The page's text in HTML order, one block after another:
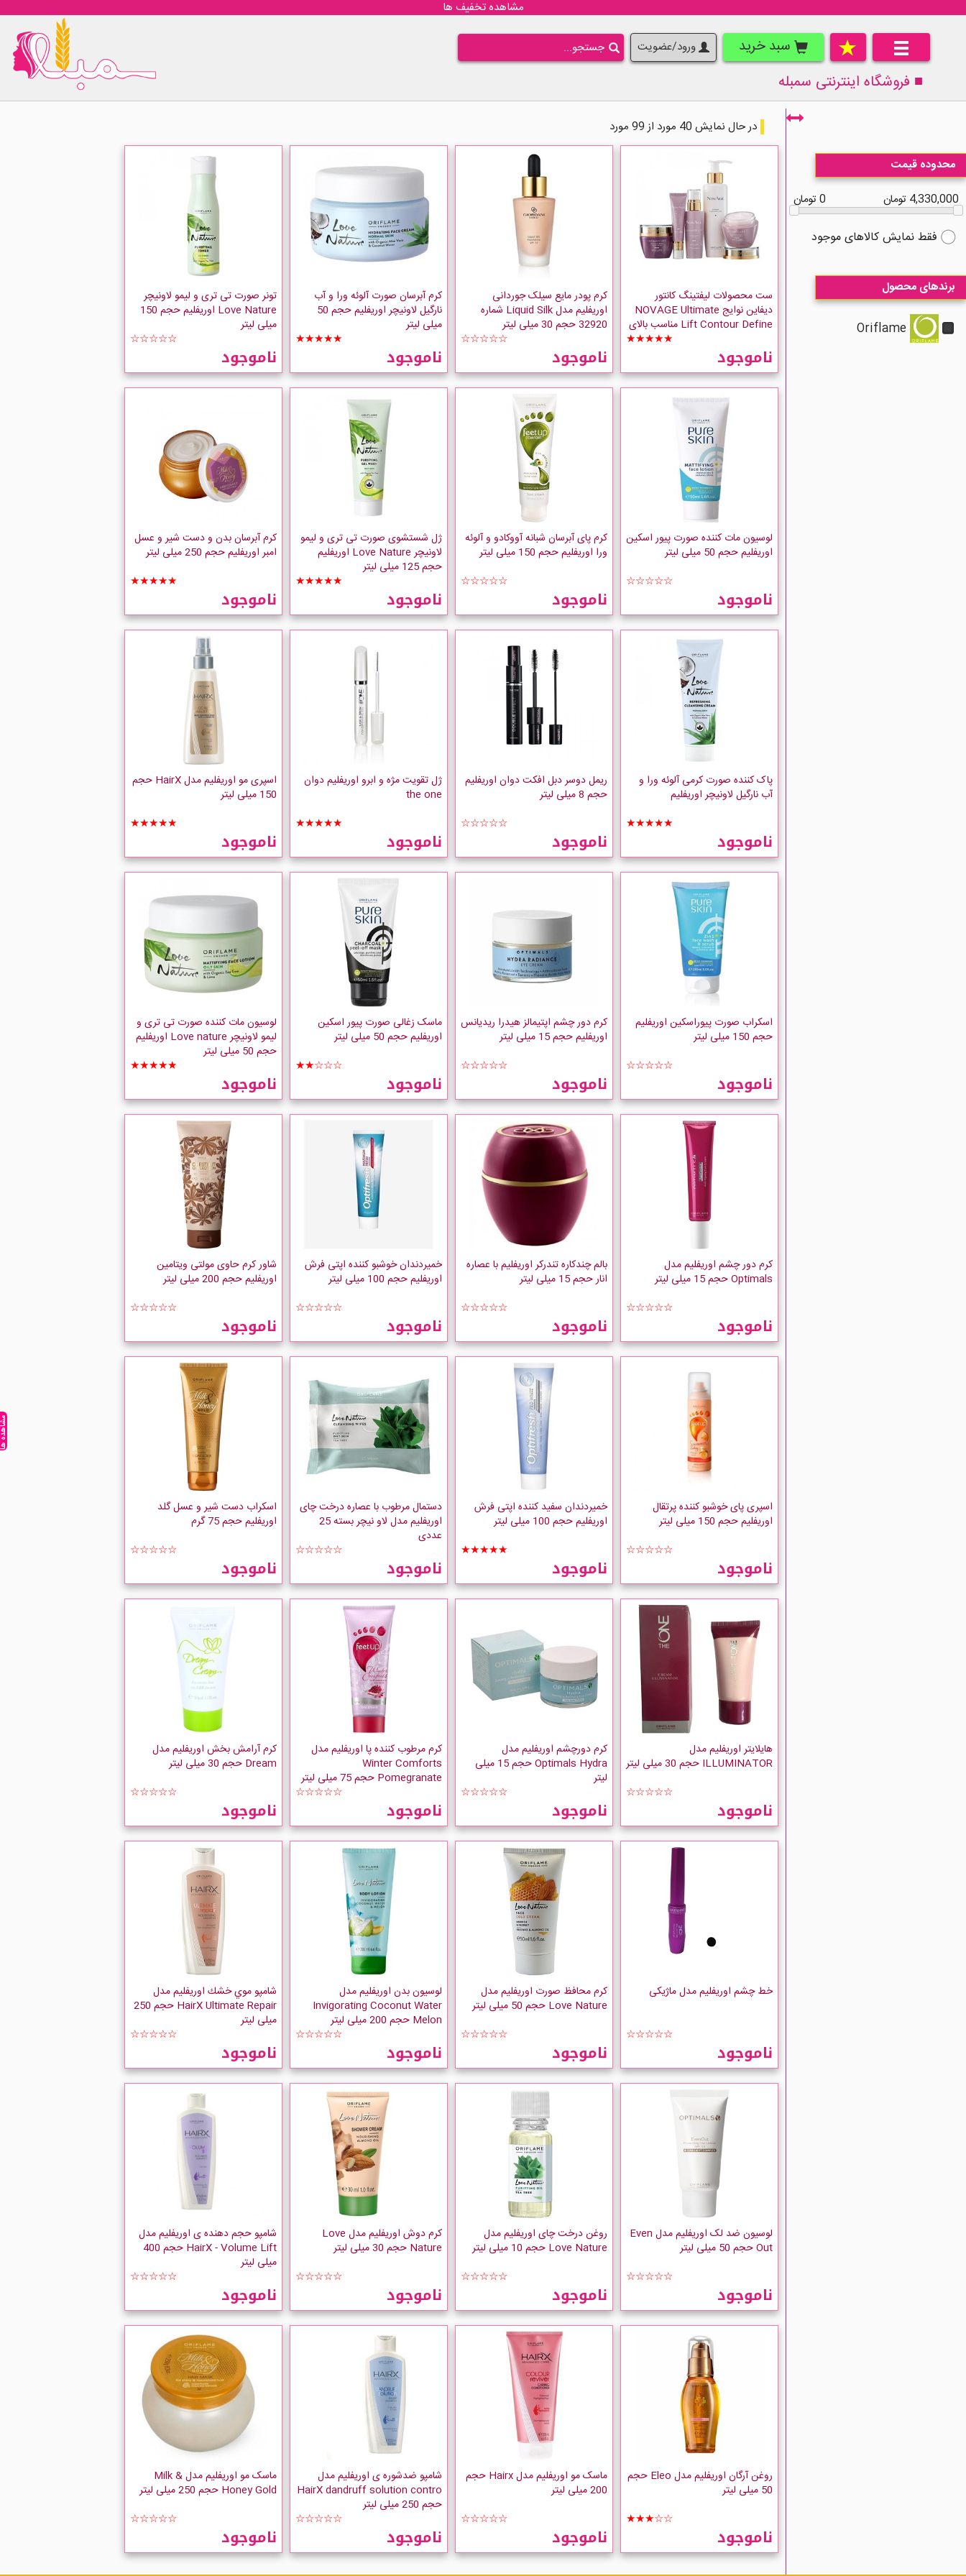
مشاهده تخفیف ها
سبد خرید ورود/عضویت
■ فروشگاه اینترنتی سمبله
محدوده قیمت
4,330,000 تومان
0 تومان
فقط نمایش کالاهای موجود
برندهای محصول
Oriflame
در حال نمایش 40 مورد از 99 مورد
ست محصولات لیفتینگ کانتور
دیفاین نوایج NOVAGE Ultimate
Lift Contour Define مناسب بالای
★★★★★
ناموجود
کرم پودر مایع سیلک جوردانی
اوریفلیم مدل Liquid Silk شماره
32920 حجم 30 میلی لیتر
☆☆☆☆☆
ناموجود
کرم آبرسان صورت آلوئه ورا و آب
نارگیل لاونیچر اوریفلیم حجم 50
میلی لیتر
★★★★★
ناموجود
تونر صورت تی تری و لیمو لاونیچر
Love Nature اوریفلیم حجم 150
میلی لیتر
☆☆☆☆☆
ناموجود
لوسیون مات کننده صورت پیور اسکین
اوریفلیم حجم 50 میلی لیتر
☆☆☆☆☆
ناموجود
کرم پای آبرسان شبانه آووکادو و آلوئه
ورا اوریفلیم حجم 150 میلی لیتر
☆☆☆☆☆
ناموجود
ژل شستشوی صورت تی تری و لیمو
لاونیچر Love Nature اوریفلیم
حجم 125 میلی لیتر
★★★★★
ناموجود
کرم آبرسان بدن و دست شیر و عسل
امبر اوریفلیم حجم 250 میلی لیتر
★★★★★
ناموجود
پاک کننده صورت کرمی آلوئه ورا و
آب نارگیل لاونیچر اوریفلیم
★★★★★
ناموجود
ریمل دوسر دبل افکت دوان اوریفلیم
حجم 8 میلی لیتر
☆☆☆☆☆
ناموجود
ژل تقویت مژه و ابرو اوریفلیم دوان
the one
★★★★★
ناموجود
اسپری مو اوریفلیم مدل HairX حجم
150 میلی لیتر
★★★★★
ناموجود
اسکراب صورت پیوراسکین اوریفلیم
حجم 150 میلی لیتر
☆☆☆☆☆
ناموجود
کرم دور چشم اپتیمالز هیدرا ریدیانس
اوریفلیم حجم 15 میلی لیتر
☆☆☆☆☆
ناموجود
ماسک زغالی صورت پیور اسکین
اوریفلیم حجم 50 میلی لیتر
★★☆☆☆
ناموجود
لوسیون مات کننده صورت تی تری و
لیمو لاونیچر Love nature اوریفلیم
حجم 50 میلی لیتر
★★★★★
ناموجود
کرم دور چشم اوریفلیم مدل
Optimals حجم 15 میلی لیتر
☆☆☆☆☆
ناموجود
بالم چندکاره تندرکر اوریفلیم با عصاره
انار حجم 15 میلی لیتر
☆☆☆☆☆
ناموجود
خمیردندان خوشبو کننده اپتی فرش
اوریفلیم حجم 100 میلی لیتر
☆☆☆☆☆
ناموجود
شاور کرم حاوی مولتی ویتامین
اوریفلیم حجم 200 میلی لیتر
☆☆☆☆☆
ناموجود
اسپری پای خوشبو کننده پرتقال
اوریفلیم حجم 150 میلی لیتر
☆☆☆☆☆
ناموجود
خمیردندان سفید کننده اپتی فرش
اوریفلیم حجم 100 میلی لیتر
★★★★★
ناموجود
دستمال مرطوب با عصاره درخت چای
اوریفلیم مدل لاو نیچر بسته 25
عددی
☆☆☆☆☆
ناموجود
اسکراب دست شیر و عسل گلد
اوریفلیم حجم 75 گرم
☆☆☆☆☆
ناموجود
هایلایتر اوریفلیم مدل
ILLUMINATOR حجم 30 میلی لیتر
☆☆☆☆☆
ناموجود
کرم دورچشم اوریفلیم مدل
Optimals Hydra حجم 15 میلی
لیتر
☆☆☆☆☆
ناموجود
کرم مرطوب کننده پا اوریفلیم مدل
Winter Comforts
Pomegranate حجم 75 میلی لیتر
☆☆☆☆☆
ناموجود
کرم آرامش بخش اوریفلیم مدل
Dream حجم 30 میلی لیتر
☆☆☆☆☆
ناموجود
خط چشم اوریفلیم مدل ماژیکی
☆☆☆☆☆
ناموجود
کرم محافظ صورت اوریفلیم مدل
Love Nature حجم 50 میلی لیتر
☆☆☆☆☆
ناموجود
لوسیون بدن اوریفلیم مدل
Invigorating Coconut Water
Melon حجم 200 میلی لیتر
☆☆☆☆☆
ناموجود
شامپو موي خشك اوریفلیم مدل
HairX Ultimate Repair حجم 250
میلی لیتر
☆☆☆☆☆
ناموجود
لوسیون ضد لک اوریفلیم مدل Even
Out حجم 50 میلی لیتر
☆☆☆☆☆
ناموجود
روغن درخت چای اوریفلیم مدل
Love Nature حجم 10 میلی لیتر
☆☆☆☆☆
ناموجود
کرم دوش اوریفلیم مدل Love
Nature حجم 30 میلی لیتر
☆☆☆☆☆
ناموجود
شامپو حجم دهنده ی اوریفلیم مدل
HairX - Volume Lift حجم 400
میلی لیتر
☆☆☆☆☆
ناموجود
روغن آرگان اوریفلیم مدل Eleo حجم
50 میلی لیتر
★★★☆☆
ناموجود
ماسک مو اوریفلیم مدل Hairx حجم
200 میلی لیتر
☆☆☆☆☆
ناموجود
شامپو ضدشوره ی اوریفلیم مدل
HairX dandruff solution contro
حجم 250 میلی لیتر
☆☆☆☆☆
ناموجود
ماسک مو اوریفلیم مدل Milk &
Honey Gold حجم 250 میلی لیتر
☆☆☆☆☆
ناموجود